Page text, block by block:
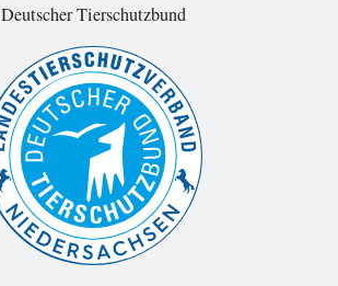
Deutscher Tierschutzbund